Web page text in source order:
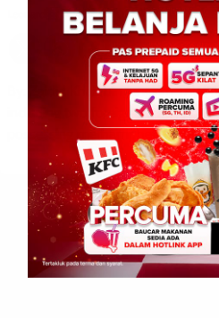
August 6, 2026 0
By: Zaidul Khair bin Jungkim
including two foreigners, have
possessing methamphetamine in
Leave a Reply
Your email address will not be